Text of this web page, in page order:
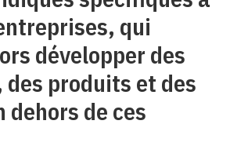
qui
développer des
des produits et des
dehors de ces